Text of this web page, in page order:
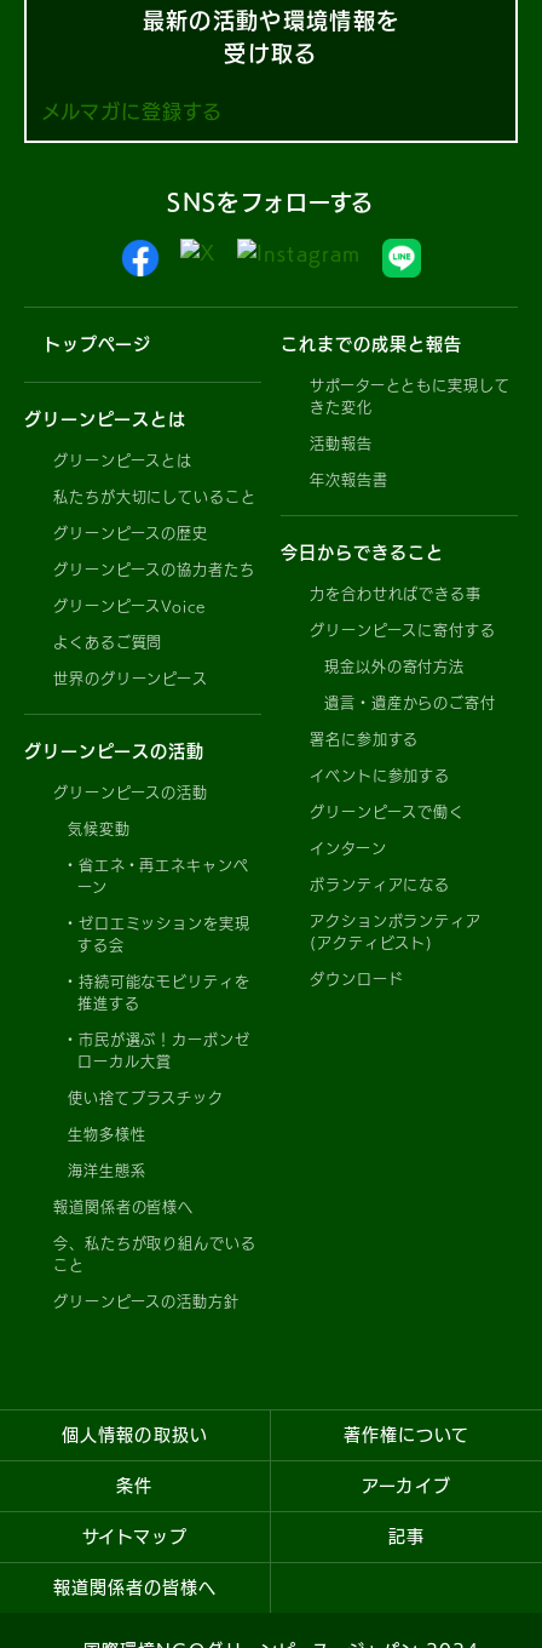
最新の活動や環境情報を
受け取る
メルマガに登録する
SNSをフォローする
トップページ
グリーンピースとは
グリーンピースとは
私たちが大切にしていること
グリーンピースの歴史
グリーンピースの協力者たち
グリーンピースVoice
よくあるご質問
世界のグリーンピース
グリーンピースの活動
グリーンピースの活動
気候変動
省エネ・再エネキャンペ
ーン
ゼロエミッションを実現
する会
持続可能なモビリティを
推進する
市民が選ぶ！カーボンゼ
ローカル大賞
使い捨てプラスチック
生物多様性
海洋生態系
報道関係者の皆様へ
今、私たちが取り組んでいる
こと
グリーンピースの活動方針
これまでの成果と報告
サポーターとともに実現して
きた変化
活動報告
年次報告書
今日からできること
力を合わせればできる事
グリーンピースに寄付する
現金以外の寄付方法
遺言・遺産からのご寄付
署名に参加する
イベントに参加する
グリーンピースで働く
インターン
ボランティアになる
アクションボランティア
(アクティビスト)
ダウンロード
個人情報の取扱い 著作権について
条件 アーカイブ
サイトマップ 記事
報道関係者の皆様へ